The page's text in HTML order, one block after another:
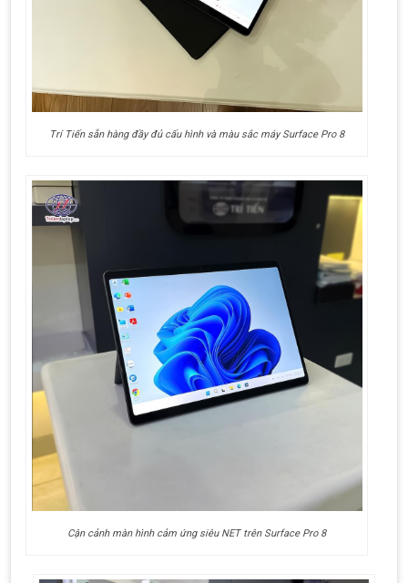
Trí Tiến sẵn hàng đầy đủ cấu hình và màu sắc máy Surface Pro 8
Cận cảnh màn hình cảm ứng siêu NET trên Surface Pro 8